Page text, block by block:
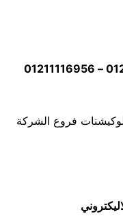
موبايل 01211116954 – 01211116955 – 01211116956
فروع الشركة